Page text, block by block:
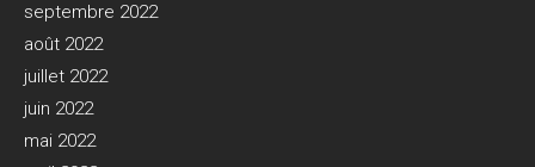
septembre 2022
août 2022
juillet 2022
juin 2022
mai 2022